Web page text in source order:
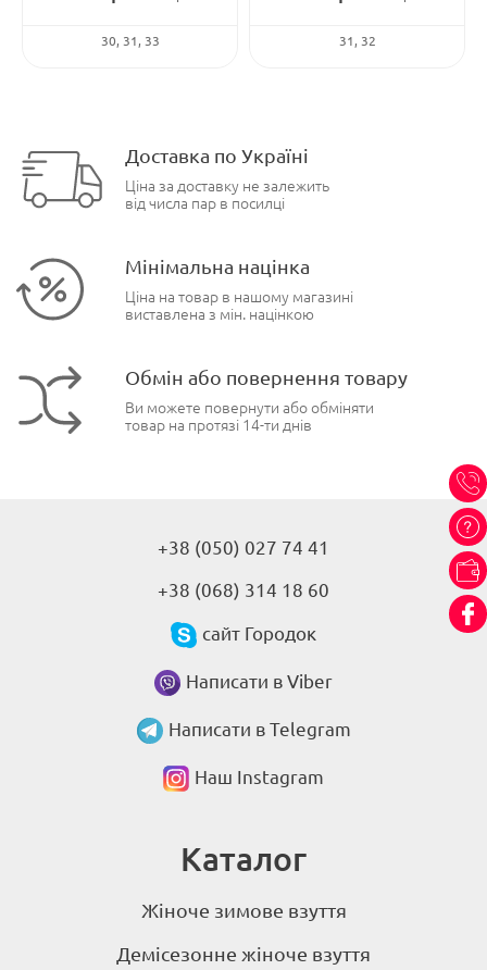
30 31 33 31 32
Доставка по Україні
Ціна за доставку не залежить
від числа пар в посилці
Мінімальна націнка
Ціна на товар в нашому магазині
виставлена з мін. націнкою
Обмін або повернення товару
Ви можете повернути або обміняти
товар на протязі 14-ти днів
+38 (050) 027 74 41
+38 (068) 314 18 60
сайт Городок
Написати в Viber
Написати в Telegram
Наш Instagram
Каталог
Жіноче зимове взуття
Демісезонне жіноче взуття